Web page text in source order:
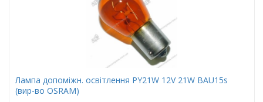
Лампа допоміжн. освітлення РY21W 12V 21W ВАU15s
(вир-во OSRAM)